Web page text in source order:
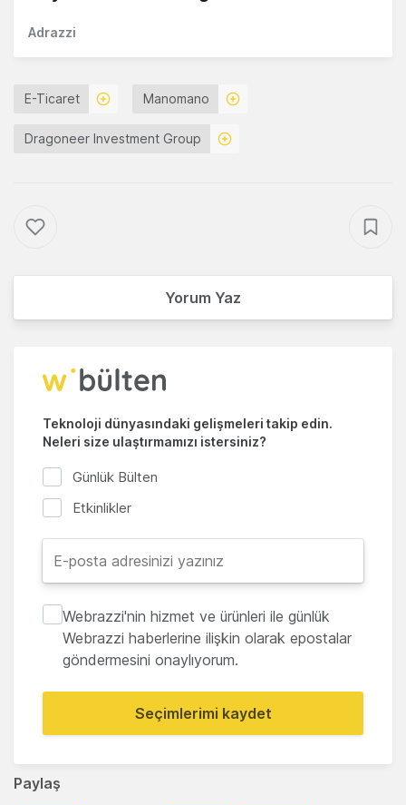
Paylaş
Adrazzi
E-Ticaret Manomano
Dragoneer Investment Group
Yorum Yaz
Teknoloji dünyasındaki gelişmeleri takip edin.
Neleri size ulaştırmamızı istersiniz?
Günlük Bülten
Etkinlikler
Webrazzi'nin hizmet ve ürünleri ile günlük
Webrazzi haberlerine ilişkin olarak epostalar
göndermesini onaylıyorum.
Seçimlerimi kaydet